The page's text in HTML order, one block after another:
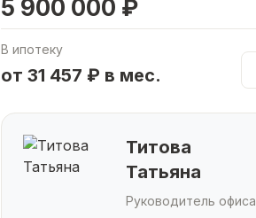
5 900 000 ₽
В ипотеку
от 31 457 ₽ в мес.
Титова
Татьяна
Руководитель офиса